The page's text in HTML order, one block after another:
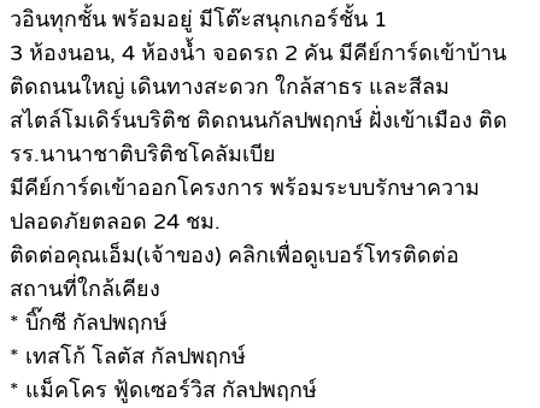
วอินทุกชั้น พร้อมอยู่ มีโต๊ะสนุกเกอร์ชั้น 1
3 ห้องนอน, 4 ห้องน้ำ จอดรถ 2 คัน มีคีย์การ์ดเข้าบ้าน
ติดถนนใหญ่ เดินทางสะดวก ใกล้สาธร และสีลม
สไตล์โมเดิร์นบริติช ติดถนนกัลปพฤกษ์ ฝั่งเข้าเมือง ติด
รร.นานาชาติบริติชโคลัมเบีย
มีคีย์การ์ดเข้าออกโครงการ พร้อมระบบรักษาความ
ปลอดภัยตลอด 24 ชม.
ติดต่อคุณเอ็ม(เจ้าของ) คลิกเพื่อดูเบอร์โทรติดต่อ
สถานที่ใกล้เคียง
* บิ๊กซี กัลปพฤกษ์
* เทสโก้ โลตัส กัลปพฤกษ์
* แม็คโคร ฟู้ดเซอร์วิส กัลปพฤกษ์